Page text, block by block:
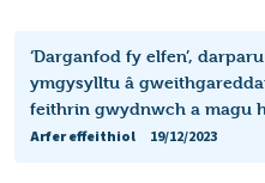
‘Darganfod fy elfen’,
ymgysylltu â
feithrin gwydnwch a magu
Arfer effeithiol
19/12/2023